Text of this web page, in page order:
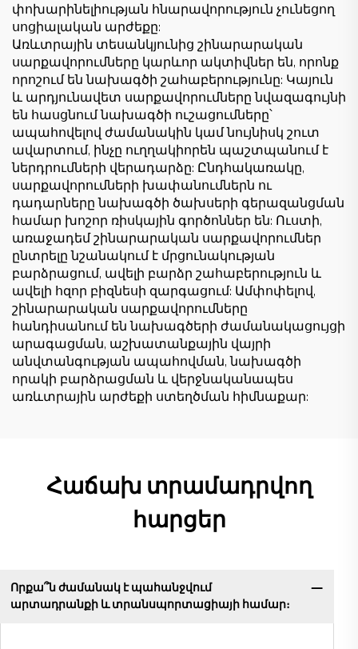
փոխարինելիության հնարավորություն չունեցող
սոցիալական արժեքը:
Առևտրային տեսանկյունից շինարարական
սարքավորումները կարևոր ակտիվներ են, որոնք
որոշում են նախագծի շահաբերությունը: Կայուն
և արդյունավետ սարքավորումները նվազագույնի
են հասցնում նախագծի ուշացումները՝
ապահովելով ժամանակին կամ նույնիսկ շուտ
ավարտում, ինչը ուղղակիորեն պաշտպանում է
ներդրումների վերադարձը: Ընդհակառակը,
սարքավորումների խափանումներն ու
դադարները նախագծի ծախսերի գերազանցման
համար խոշոր ռիսկային գործոններ են: Ուստի,
առաջադեմ շինարարական սարքավորումներ
ընտրելը նշանակում է մրցունակության
բարձրացում, ավելի բարձր շահաբերություն և
ավելի հզոր բիզնեսի զարգացում: Ամփոփելով,
շինարարական սարքավորումները
հանդիսանում են նախագծերի ժամանակացույցի
արագացման, աշխատանքային վայրի
անվտանգության ապահովման, նախագծի
որակի բարձրացման և վերջնականապես
առևտրային արժեքի ստեղծման հիմնաքար:
Հաճախ տրամադրվող
հարցեր
Որքա՞ն ժամանակ է պահանջվում
արտադրանքի և տրանսպորտացիայի համար։